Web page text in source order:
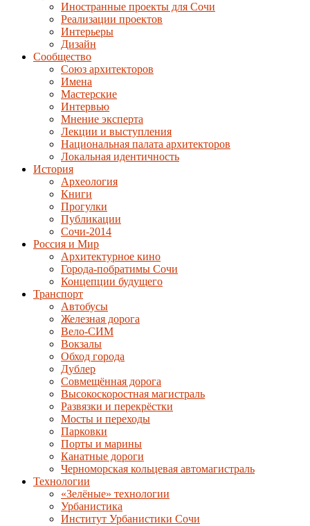
Иностранные проекты для Сочи
Реализации проектов
Интерьеры
Дизайн
Сообщество
Союз архитекторов
Имена
Мастерские
Интервью
Мнение эксперта
Лекции и выступления
Национальная палата архитекторов
Локальная идентичность
История
Археология
Книги
Прогулки
Публикации
Сочи-2014
Россия и Мир
Архитектурное кино
Города-побратимы Сочи
Концепции будущего
Транспорт
Автобусы
Железная дорога
Вело-СИМ
Вокзалы
Обход города
Дублер
Совмещённая дорога
Высокоскоростная магистраль
Развязки и перекрёстки
Мосты и переходы
Парковки
Порты и марины
Канатные дороги
Черноморская кольцевая автомагистраль
Технологии
«Зелёные» технологии
Урбанистика
Институт Урбанистики Сочи